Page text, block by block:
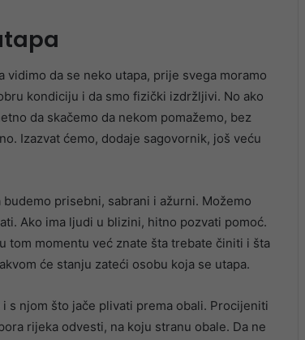
vidimo da se neko utapa, prije svega moramo
kondiciju i da smo fizički izdržljivi. No ako
da skačemo da nekom pomažemo, bez
Izazvat ćemo, dodaje sagovornik, još veću
prisebni, sabrani i ažurni. Možemo
Ako ima ljudi u blizini, hitno pozvati pomoć.
tom momentu već znate šta trebate činiti i šta
će stanju zateći osobu koja se utapa.
s njom što jače plivati prema obali. Procijeniti
rijeka odvesti, na koju stranu obale. Da ne